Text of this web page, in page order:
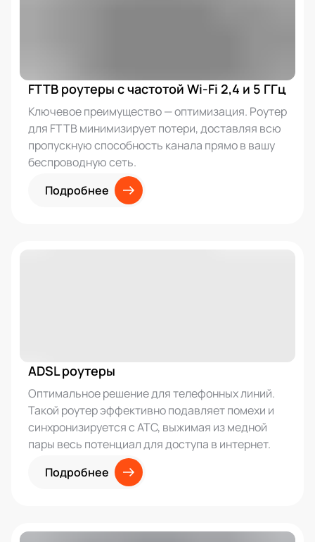
FTTB роутеры с частотой Wi-Fi 2,4 и 5 ГГц
Ключевое преимущество — оптимизация. Роутер
для FTTB минимизирует потери, доставляя всю
пропускную способность канала прямо в вашу
беспроводную сеть.
Подробнее
ADSL роутеры
Оптимальное решение для телефонных линий.
Такой роутер эффективно подавляет помехи и
синхронизируется с АТС, выжимая из медной
пары весь потенциал для доступа в интернет.
Подробнее